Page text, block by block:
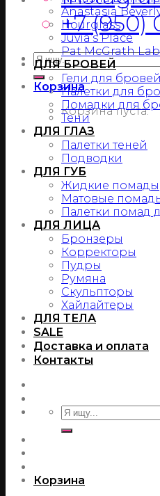
+7 (950)
Корзина
Корзина пуста.
Anastasia
Hourglass
Juvia’s Place
Pat McGrath
ДЛЯ БРОВЕЙ
Гели для бровей
Палетки для
Помадки для
Тени
ДЛЯ ГЛАЗ
Палетки теней
Подводки
ДЛЯ ГУБ
Жидкие помады
Матовые
Палетки помад
ДЛЯ ЛИЦА
Бронзеры
Корректоры
Пудры
Румяна
Скульпторы
Хайлайтеры
ДЛЯ ТЕЛА
SALE
Доставка и оплата
Контакты
Корзина